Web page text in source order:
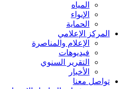
المياه
الإيواء
الحماية
المركز الإعلامي
الإعلام والمناصرة
فيديوهات
التقرير السنوي
الأخبار
تواصل معنا